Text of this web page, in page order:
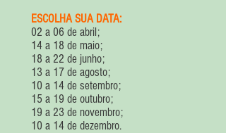
ESCOLHA SUA DATA:
02 a 06 de abril;
14 a 18 de maio;
18 a 22 de junho;
13 a 17 de agosto;
10 a 14 de setembro;
15 a 19 de outubro;
19 a 23 de novembro;
10 a 14 de dezembro.